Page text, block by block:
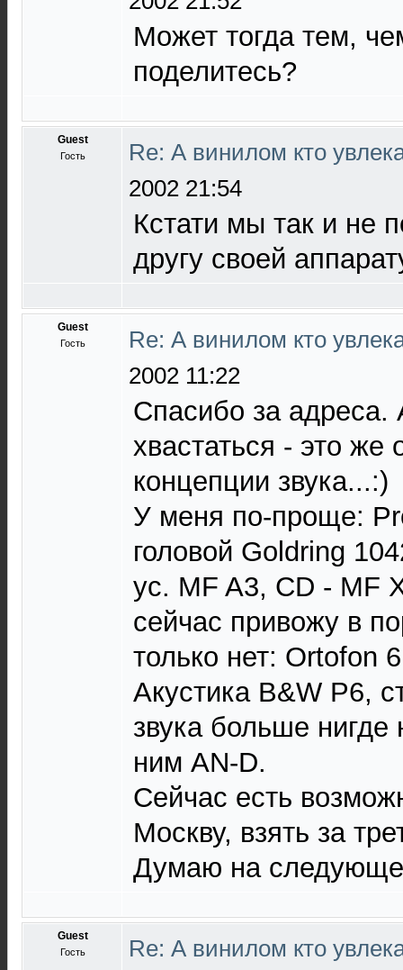
Может тогда тем,
поделитесь?
Guest
Гость
Re: А винилом кто
2002 21:54
Кстати мы так и не
другу своей
Guest
Гость
Re: А винилом кто
2002 11:22
Спасибо за адреса.
хвастаться - это же
концепции звука...:)
У меня по-проще:
головой Goldring
ус. MF A3, CD - MF
сейчас привожу в
только нет: Ortofon
Акустика B&W P6,
звука больше
ним AN-D.
Сейчас есть
Москву, взять за
Думаю на
Guest
Гость
Re: А винилом кто